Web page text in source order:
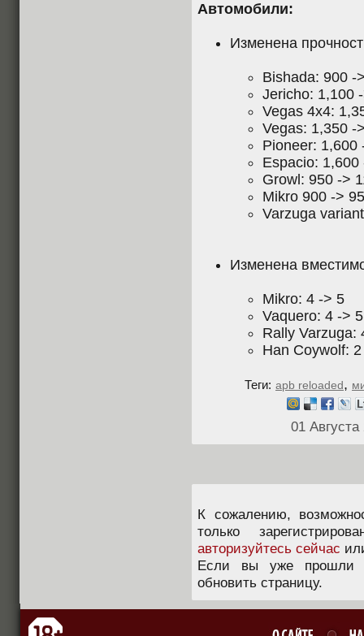
Автомобили:
Изменена
Bishada: 900 -
Jericho: 1,100
Vegas 4x4:
Vegas: 1,350 -
Pioneer: 1,600
Espacio:
Growl: 950 ->
Mikro 900 ->
Varzuga
Изменена
Mikro: 4 -> 5
Vaquero: 4 -> 5
Rally Varzuga:
Han Coywolf:
Теги: apb reloaded,
01
К сожалению,
только
авторизуйтесь сейчас
Если вы уже прошли
обновить страницу.